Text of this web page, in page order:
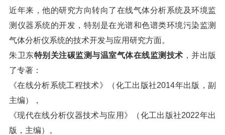
近年来，他的研究方向转向了在线气体分析系统及环境监
测仪器系统的开发，特别是在光谱和色谱类环境污染监测
气体分析仪系统的技术开发与应用研究方面。
朱卫东特别关注碳监测与温室气体在线监测技术 ，并出版
了专著：
《在线分析系统工程技术》（化工出版社2014年出版，副
主编），
《现代在线分析仪器技术与应用》（化工出版社2022年出
版，主编）。